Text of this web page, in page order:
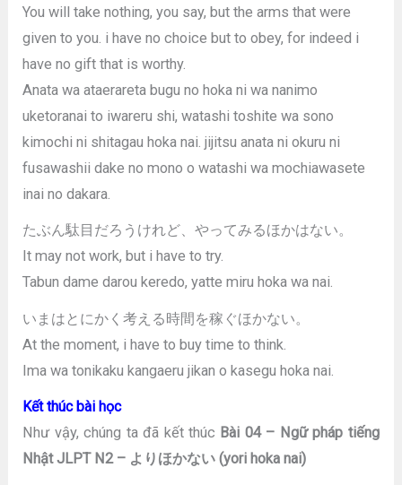
You will take nothing, you say, but the arms that were
given to you. i have no choice but to obey, for indeed i
have no gift that is worthy.
Anata wa ataerareta bugu no hoka ni wa nanimo
uketoranai to iwareru shi, watashi toshite wa sono
kimochi ni shitagau hoka nai. jijitsu anata ni okuru ni
fusawashii dake no mono o watashi wa mochiawasete
inai no dakara.
たぶん駄目だろうけれど、やってみるほかはない。
It may not work, but i have to try.
Tabun dame darou keredo, yatte miru hoka wa nai.
いまはとにかく考える時間を稼ぐほかない。
At the moment, i have to buy time to think.
Ima wa tonikaku kangaeru jikan o kasegu hoka nai.
Kết thúc bài học
Như vậy, chúng ta đã kết thúc Bài 04 – Ngữ pháp tiếng
Nhật JLPT N2 – よりほかない (yori hoka nai)